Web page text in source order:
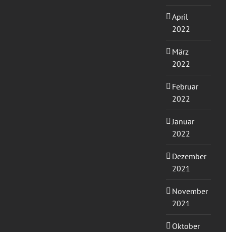
April
2022
März
2022
Februar
2022
Januar
2022
Dezember
2021
November
2021
Oktober